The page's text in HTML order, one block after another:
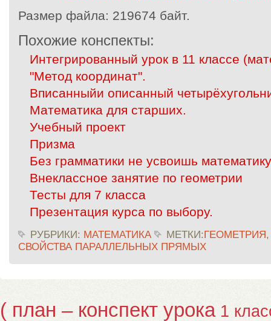
Размер файла: 219674 байт.
Похожие конспекты:
Интегрированный урок в 11 классе
"Метод координат".
Вписанныйи описанный
Математика для старших.
Учебный проект
Призма
Без грамматики не усвоишь
Внеклассное занятие по геометрии
Тесты для 7 класса
Презентация курса по выбору.
РУБРИКИ: МАТЕМАТИКА МЕТКИ:ГЕОМЕТРИЯ
СВОЙСТВА ПАРАЛЛЕЛЬНЫХ ПРЯМЫХ
( план – конспект урока 1